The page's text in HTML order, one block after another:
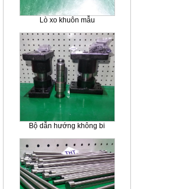
Lò xo khuôn mẫu
Bộ dẫn hướng không bi